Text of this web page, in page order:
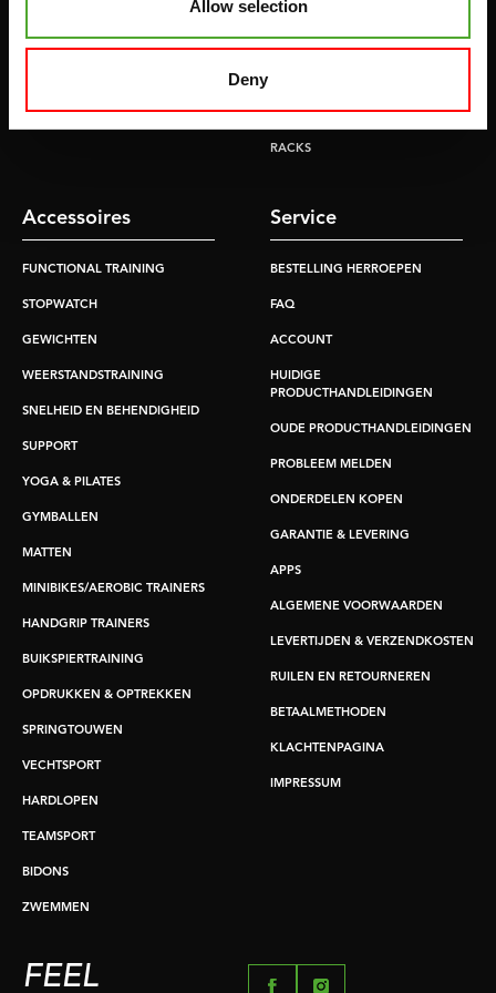
Allow selection
Deny
SMITH MACHINES
HALTERBANKEN
RACKS
Accessoires
FUNCTIONAL TRAINING
STOPWATCH
GEWICHTEN
WEERSTANDSTRAINING
SNELHEID EN BEHENDIGHEID
SUPPORT
YOGA & PILATES
GYMBALLEN
MATTEN
MINIBIKES/AEROBIC TRAINERS
HANDGRIP TRAINERS
BUIKSPIERTRAINING
OPDRUKKEN & OPTREKKEN
SPRINGTOUWEN
VECHTSPORT
HARDLOPEN
TEAMSPORT
BIDONS
ZWEMMEN
Service
BESTELLING HERROEPEN
FAQ
ACCOUNT
HUIDIGE
PRODUCTHANDLEIDINGEN
OUDE PRODUCTHANDLEIDINGEN
PROBLEEM MELDEN
ONDERDELEN KOPEN
GARANTIE & LEVERING
APPS
ALGEMENE VOORWAARDEN
LEVERTIJDEN & VERZENDKOSTEN
RUILEN EN RETOURNEREN
BETAALMETHODEN
KLACHTENPAGINA
IMPRESSUM
FEEL